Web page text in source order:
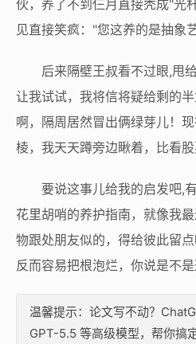
伙，养了不到仨月直接秃成"光
见直接笑疯："您这养的是抽象
后来隔壁王叔看不过眼,甩
让我试试，我将信将疑给剩的
啊，隔周居然冒出俩绿芽儿！
棱，我天天蹲旁边瞅着，比看股
要说这事儿给我的启发吧,
花里胡哨的养护指南，就像我
物跟处朋友似的，得给彼此留
反而容易把根泡烂，你说是不是
温馨提示：论文写不动？
GPT-5.5 等高级模型，帮你搞